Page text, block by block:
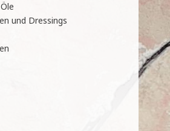
und Dressings